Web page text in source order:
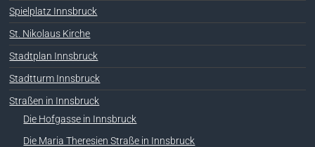
Spielplatz Innsbruck
St. Nikolaus Kirche
Stadtplan Innsbruck
Stadtturm Innsbruck
Straßen in Innsbruck
Die Hofgasse in Innsbruck
Die Maria Theresien Straße in Innsbruck